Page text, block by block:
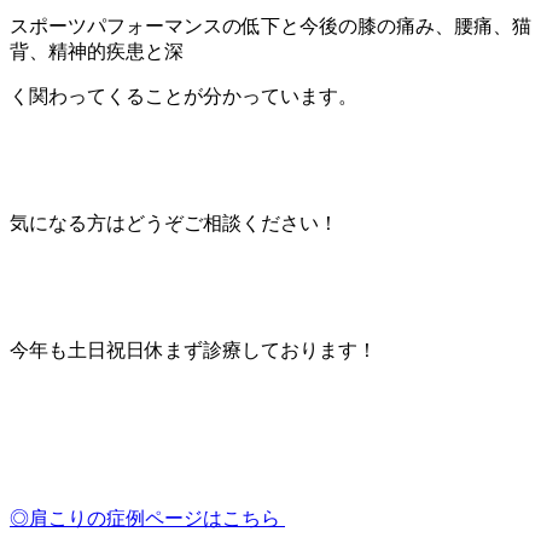
スポーツパフォーマンスの低下と今後の膝の痛み、腰痛、猫
背、精神的疾患と深
く関わってくることが分かっています。
気になる方はどうぞご相談ください！
今年も土日祝日休まず診療しております！
◎肩こりの症例ページはこちら